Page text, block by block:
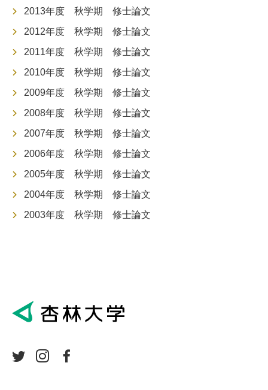
2013年度 秋学期 修士論文
2012年度 秋学期 修士論文
2011年度 秋学期 修士論文
2010年度 秋学期 修士論文
2009年度 秋学期 修士論文
2008年度 秋学期 修士論文
2007年度 秋学期 修士論文
2006年度 秋学期 修士論文
2005年度 秋学期 修士論文
2004年度 秋学期 修士論文
2003年度 秋学期 修士論文